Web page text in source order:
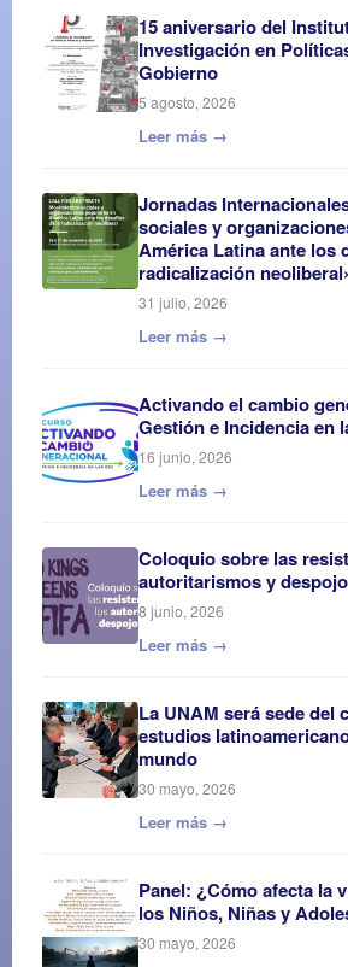
15 aniversario del
Investigación en
Gobierno
5 agosto, 2026
Leer más →
Jornadas
sociales y
América Latina ante los
radicalización
31 julio, 2026
Leer más →
Activando el cambio
Gestión e Incidencia en
16 junio, 2026
Leer más →
Coloquio sobre las
autoritarismos y
8 junio, 2026
Leer más →
La UNAM será sede del
estudios
mundo
30 mayo, 2026
Leer más →
Panel: ¿Cómo afecta la
los Niños, Niñas y
30 mayo, 2026